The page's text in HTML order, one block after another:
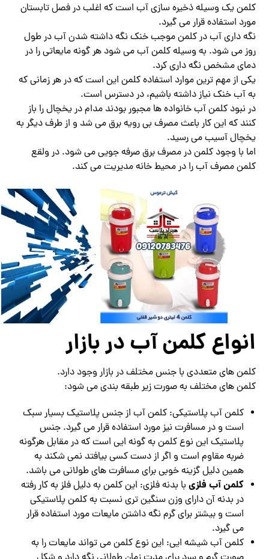
کلمن یک وسیله ذخیره سازی آب است که اغلب در فصل تابستان
مورد استفاده قرار می گیرد.
نگه داری آب در کلمن موجب خنک نگه داشته شدن آب در طول
روز می شود. به وسیله کلمن آب می شود هر گونه مایعاتی را در
دمای مشخص نگه داری کرد.
یکی از مهم ترین موارد استفاده کلمن این است که در هر زمانی که
به آب خنک نیاز داشته باشیم، در دسترس است.
در نبود کلمن آب خانواده ها مجبور بودند مدام در یخچال را باز
کنند که این کار باعث مصرف بی رویه برق می شد و از طرف دیگر به
یخچال آسیب می رسید.
اما با وجود کلمن در مصرف برق صرفه جویی می شود. در ولقع
کلمن مصرف آب را در محیط خانه مدیریت می کند.
انواع کلمن آب در بازار
کلمن های متعددی با جنس مختلف در بازار وجود دارد.
کلمن های مختلف به صورت زیر طبقه بندی می شود:
کلمن آب پلاستیکی: کلمن آب از جنس پلاستیک بسیار سبک
است و در مسافرت نیز مورد استفاده قرار می گیرد. جنس
پلاستیک این نوع کلمن به گونه ایی است که در مقابل هرگونه
ضربه مقاوم است و اگر از دست کسی بیافتد نمی شکند به
همین دلیل گزینه خوبی برای مسافرت های طولانی می باشد.
کلمن آب فلزی با بدنه فلزی: این کلمن به دلیل فلز به کار رفته
در بدنه آن دارای وزن سنگین تری نسبت به کلمن پلاستیکی
است و بیشتر برای گرم نگه داشتن مایعات مورد استفاده قرار
می گیرد.
کلمن آب شیشه ایی: این نوع کلمن می تواند مایعات را به